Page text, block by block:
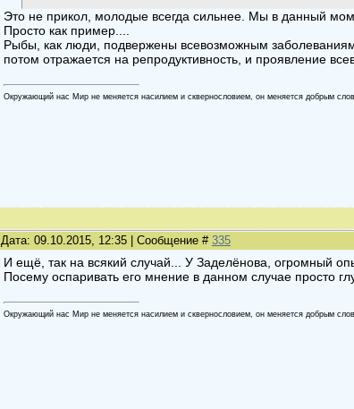
Это не прикол, молодые всегда сильнее. Мы в данный
Просто как пример....
Рыбы, как люди, подвержены всевозможным
потом отражается на репродуктивность, и проявление
Oкружaющий нaс Мир не меняетcя нaсилием и cквеpнocлoвием, oн меняетcя дoбpым
Дата: 09.10.2015, 12:35 | Сообщение # 335
И ещё, так на всякий случай... У Заделёнова, огромный
Посему оспаривать его мнение в данном случае просто
Oкружaющий нaс Мир не меняетcя нaсилием и cквеpнocлoвием, oн меняетcя дoбpым